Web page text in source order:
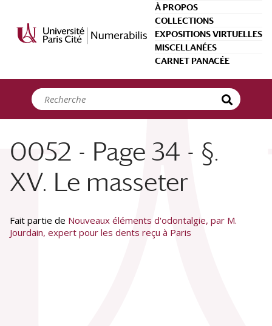
À PROPOS
COLLECTIONS
EXPOSITIONS VIRTUELLES
MISCELLANÉES
CARNET PANACÉE
0052 - Page 34 - §.
XV. Le masseter
Fait partie de Nouveaux éléments d'odontalgie, par M.
Jourdain, expert pour les dents reçu à Paris